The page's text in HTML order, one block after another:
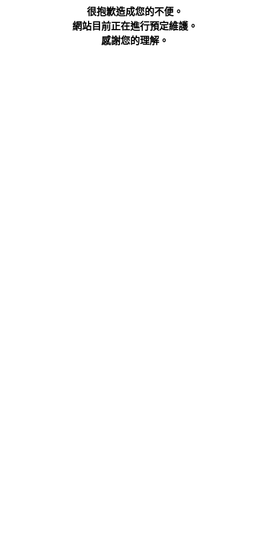
很抱歉造成您的不便。
網站目前正在進行預定維護。
感謝您的理解。